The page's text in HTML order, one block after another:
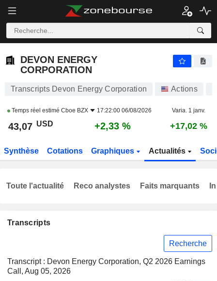
DEVON ENERGY
CORPORATION
Transcripts Devon Energy Corporation Actions
Temps réel estimé Cboe BZX 17:22:00 06/08/2026 Varia. 1 janv.
43,07 USD +2,33 % +17,02 %
Synthèse Cotations Graphiques Actualités
Transcripts
Recherche
Transcript : Devon Energy Corporation, Q2 2026 Earnings
Call, Aug 05, 2026
Toute l'actualité Reco analystes Faits marquants